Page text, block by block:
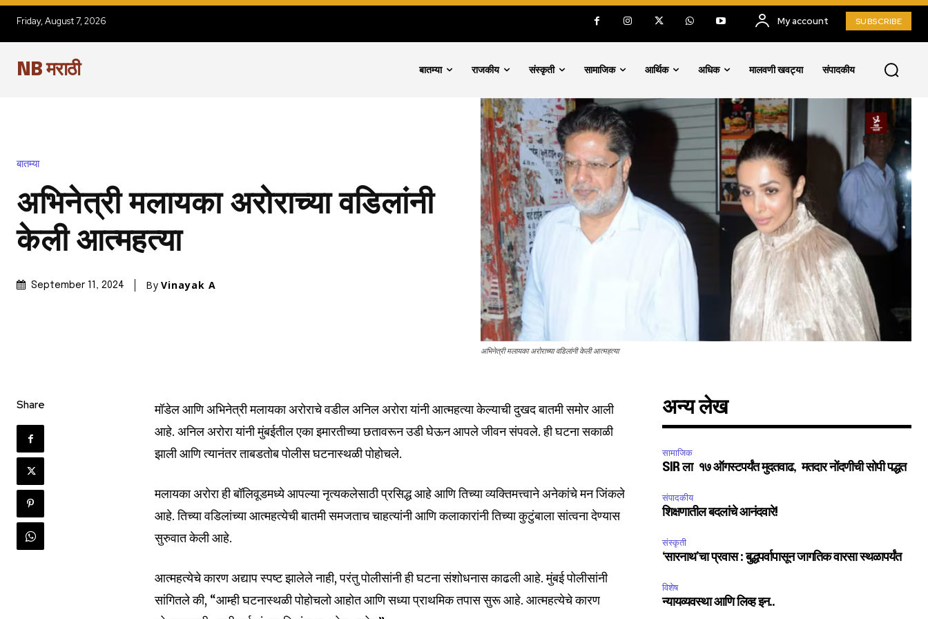
Join our community of
SUBSCRIBERS and be part
Friday, August 7, 2026 My account SUBSCRIBE
NB मराठी बातम्या राजकीय संस्कृती सामाजिक आर्थिक अधिक मालवणी खवट्या संपादकीय
बातम्या
अभिनेत्री मलायका अरोराच्या वडिलांनी
केली आत्महत्या
September 11, 2024 By Vinayak A
अभिनेत्री मलायका अरोराच्या वडिलांनी केली आत्महत्या
Share
मॉडेल आणि अभिनेत्री मलायका अरोराचे वडील अनिल अरोरा यांनी आत्महत्या केल्याची दुखद बातमी समोर आली
आहे. अनिल अरोरा यांनी मुंबईतील एका इमारतीच्या छतावरून उडी घेऊन आपले जीवन संपवले. ही घटना सकाळी
झाली आणि त्यानंतर ताबडतोब पोलीस घटनास्थळी पोहोचले.
मलायका अरोरा ही बॉलिवूडमध्ये आपल्या नृत्यकलेसाठी प्रसिद्ध आहे आणि तिच्या व्यक्तिमत्त्वाने अनेकांचे मन जिंकले
आहे. तिच्या वडिलांच्या आत्महत्येची बातमी समजताच चाहत्यांनी आणि कलाकारांनी तिच्या कुटुंबाला सांत्वना देण्यास
सुरुवात केली आहे.
आत्महत्येचे कारण अद्याप स्पष्ट झालेले नाही, परंतु पोलीसांनी ही घटना संशोधनास काढली आहे. मुंबई पोलीसांनी
सांगितले की, “आम्ही घटनास्थळी पोहोचलो आहोत आणि सध्या प्राथमिक तपास सुरू आहे. आत्महत्येचे कारण
अन्य लेख
सामाजिक
SIR ला १७ ऑगस्टपर्यंत मुदतवाढ, मतदार नोंदणीची सोपी पद्धत
संपादकीय
शिक्षणातील बदलांचे आनंदवारे!
संस्कृती
‘सारनाथ’चा प्रवास : बुद्धपर्वापासून जागतिक वारसा स्थळापर्यंत
विशेष
न्यायव्यवस्था आणि लिव्ह इन..